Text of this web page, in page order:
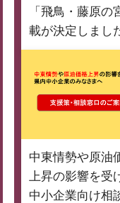
「飛鳥・藤原
載が決定しまし
中東情勢や原油
上昇の影響を受
中小企業向け相